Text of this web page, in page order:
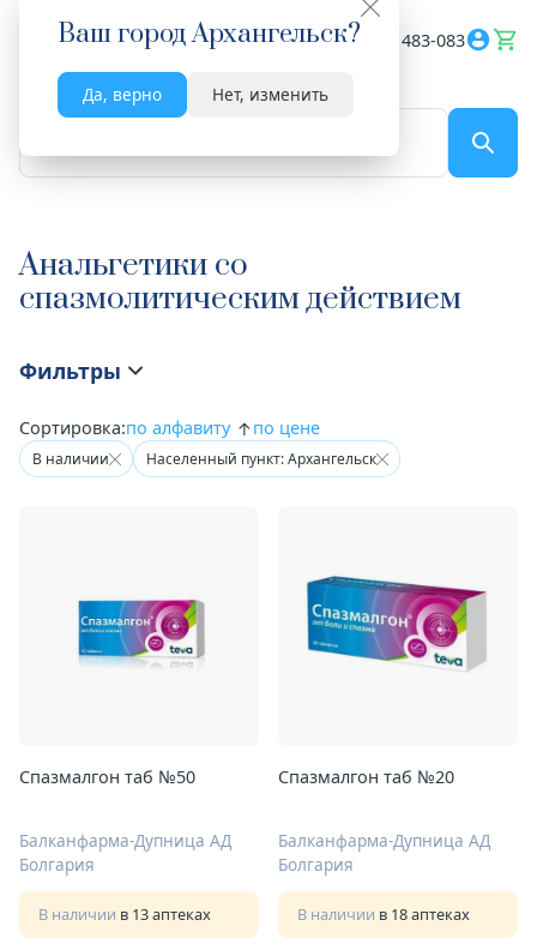
Ваш городАрхангельск?
Да, верно Нет, изменить
Весь сайт 8182 483-083
Анальгетики со
спазмолитическим действием
Фильтры
Сортировка:по алфавиту по цене
В наличии Населенный пункт: Архангельск
Спазмалгон таб №50
Балканфарма-Дупница АД
Болгария
В наличии в 13 аптеках
Спазмалгон таб №20
Балканфарма-Дупница АД
Болгария
В наличии в 18 аптеках